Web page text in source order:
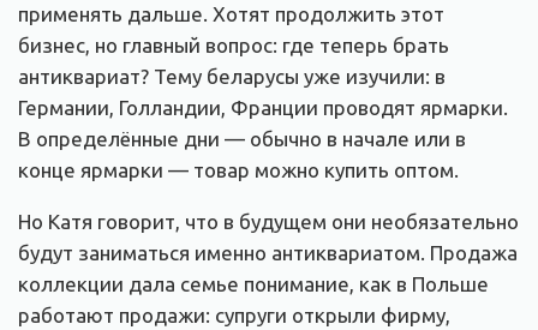
применять дальше. Хотят продолжить этот
бизнес, но главный вопрос: где теперь брать
антиквариат? Тему беларусы уже изучили: в
Германии, Голландии, Франции проводят ярмарки.
В определённые дни — обычно в начале или в
конце ярмарки — товар можно купить оптом.
Но Катя говорит, что в будущем они необязательно
будут заниматься именно антиквариатом. Продажа
коллекции дала семье понимание, как в Польше
работают продажи: супруги открыли фирму,